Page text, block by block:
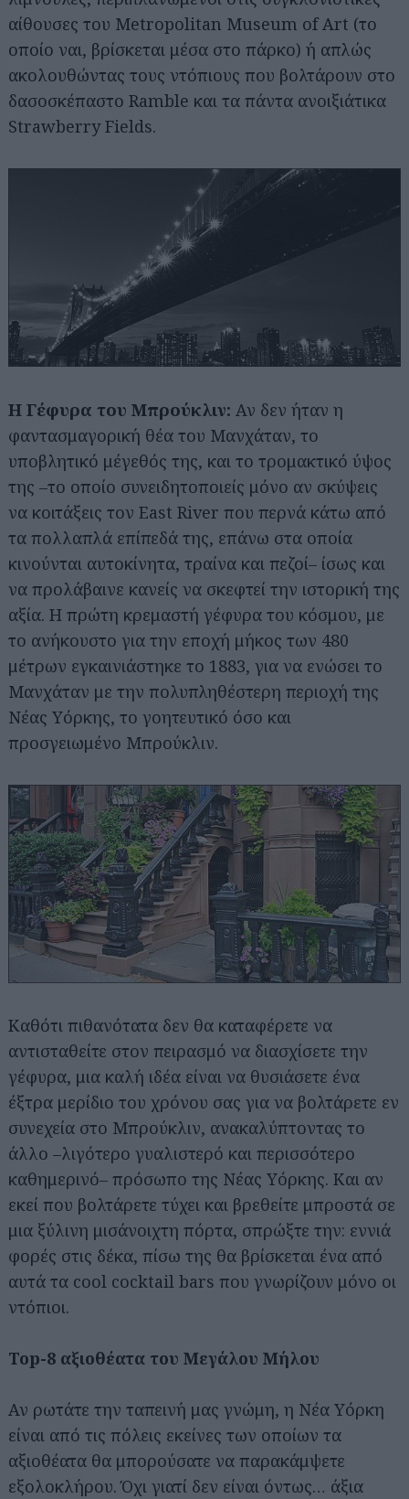
αίθουσες του Metropolitan Museum of Art (το
οποίο ναι, βρίσκεται μέσα στο πάρκο) ή απλώς
ακολουθώντας τους ντόπιους που βολτάρουν στο
δασοσκέπαστο Ramble και τα πάντα ανοιξιάτικα
Strawberry Fields.
Η Γέφυρα του Μπρούκλιν: Αν δεν ήταν η
φαντασμαγορική θέα του Μανχάταν, το
υποβλητικό μέγεθός της, και το τρομακτικό ύψος
της –το οποίο συνειδητοποιείς μόνο αν σκύψεις
να κοιτάξεις τον East River που περνά κάτω από
τα πολλαπλά επίπεδά της, επάνω στα οποία
κινούνται αυτοκίνητα, τραίνα και πεζοί– ίσως και
να προλάβαινε κανείς να σκεφτεί την ιστορική της
αξία. Η πρώτη κρεμαστή γέφυρα του κόσμου, με
το ανήκουστο για την εποχή μήκος των 480
μέτρων εγκαινιάστηκε το 1883, για να ενώσει το
Μανχάταν με την πολυπληθέστερη περιοχή της
Νέας Υόρκης, το γοητευτικό όσο και
προσγειωμένο Μπρούκλιν.
Καθότι πιθανότατα δεν θα καταφέρετε να
αντισταθείτε στον πειρασμό να διασχίσετε την
γέφυρα, μια καλή ιδέα είναι να θυσιάσετε ένα
έξτρα μερίδιο του χρόνου σας για να βολτάρετε εν
συνεχεία στο Μπρούκλιν, ανακαλύπτοντας το
άλλο –λιγότερο γυαλιστερό και περισσότερο
καθημερινό– πρόσωπο της Νέας Υόρκης. Και αν
εκεί που βολτάρετε τύχει και βρεθείτε μπροστά σε
μια ξύλινη μισάνοιχτη πόρτα, σπρώξτε την: εννιά
φορές στις δέκα, πίσω της θα βρίσκεται ένα από
αυτά τα cool cocktail bars που γνωρίζουν μόνο οι
ντόπιοι.
Top-8 αξιοθέατα του Μεγάλου Μήλου
Αν ρωτάτε την ταπεινή μας γνώμη, η Νέα Υόρκη
είναι από τις πόλεις εκείνες των οποίων τα
αξιοθέατα θα μπορούσατε να παρακάμψετε
εξολοκλήρου. Όχι γιατί δεν είναι όντως… άξια